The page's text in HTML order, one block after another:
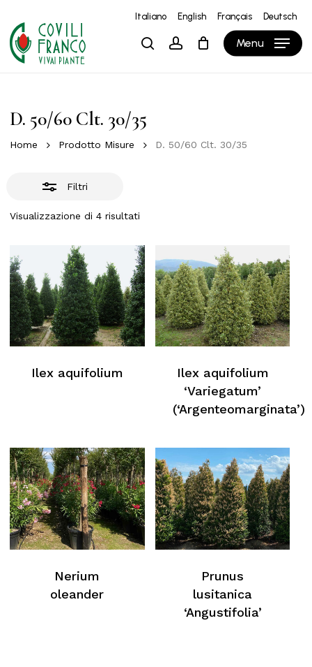
main
content
Italiano English Français Deutsch
searchaccount Menu
Carrello Close
Cart
D. 50/60 Clt. 30/35
Home Prodotto Misure D. 50/60 Clt. 30/35
Filtri
Visualizzazione di 4 risultati
Close
Filters
Ilex aquifolium
Ilex aquifolium
‘Variegatum’
(‘Argenteomarginata’)
Nerium
oleander
Prunus
lusitanica
‘Angustifolia’